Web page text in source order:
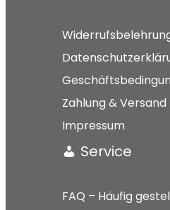
Zahlung & Versand
Impressum
Service
FAQ – Häufig